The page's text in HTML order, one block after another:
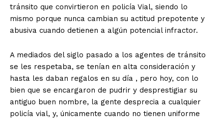
+ Todas las formas de lucha, potencialmente enlazadas
tránsito que convirtieron en policía Vial, siendo lo
mismo porque nunca cambian su actitud prepotente y
abusiva cuando detienen a algún potencial infractor.
A mediados del siglo pasado a los agentes de tránsito
se les respetaba, se tenían en alta consideración y
hasta les daban regalos en su día , pero hoy, con lo
bien que se encargaron de pudrir y desprestigiar su
antiguo buen nombre, la gente desprecia a cualquier
policía vial, y, únicamente cuando no tienen uniforme